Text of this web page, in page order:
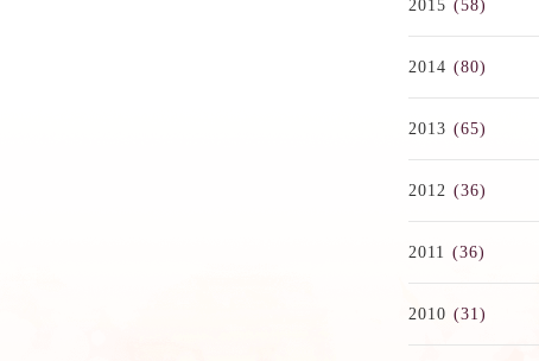
2015 (58)
2014 (80)
2013 (65)
2012 (36)
2011 (36)
2010 (31)